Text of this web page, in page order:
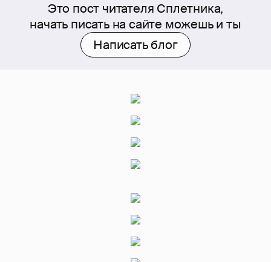
Это пост читателя Сплетника,
начать писать на сайте можешь и ты
Написать блог